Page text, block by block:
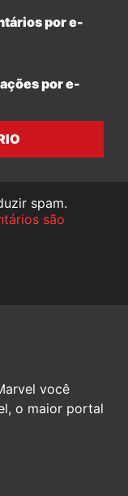
por e-
por e-
spam.
são
você
o maior portal